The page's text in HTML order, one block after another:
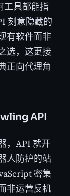
工具都能指
刻意隐藏的
有软件而非
选，这更接
正向代理角
API
，API 就开
人防护的站
密集
非运营反机